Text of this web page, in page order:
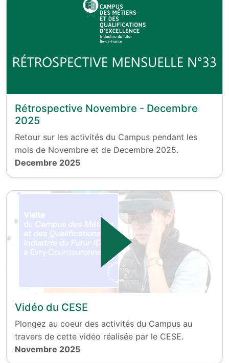
Rétrospective Novembre - Decembre
2025
Retour sur les activités du Campus pendant les
mois de Novembre et de Decembre 2025.
Decembre 2025
Vidéo du CESE
Plongez au coeur des activités du Campus au
travers de cette vidéo réalisée par le CESE.
Novembre 2025